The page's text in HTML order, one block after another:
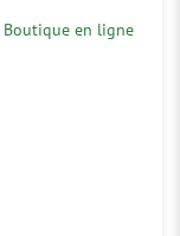
Boutique en ligne